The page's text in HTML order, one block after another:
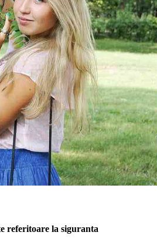
referitoare la siguranta